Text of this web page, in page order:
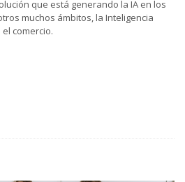
que está generando la IA en los
muchos ámbitos, la Inteligencia
comercio.